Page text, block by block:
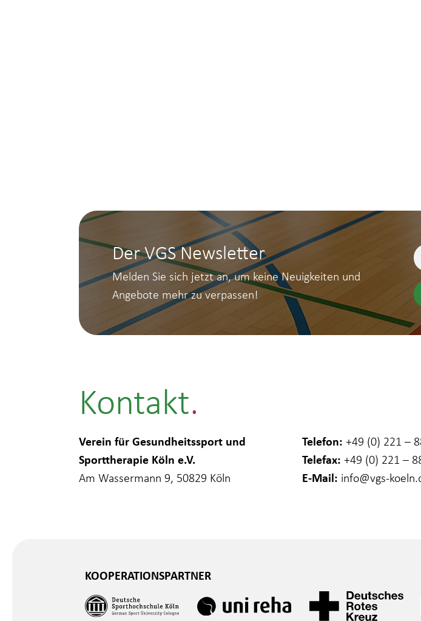
Der VGS Newsletter
Melden Sie sich jetzt an, um keine Neuigkeiten und
Angebote mehr zu verpassen!
Kontakt
Verein für Gesundheitssport und
Sporttherapie Köln e.V.
Am Wassermann 9, 50829 Köln
Telefon: +49 (0) 221 –
Telefax: +49 (0) 221 –
E-Mail: info@vgs-
KOOPERATIONSPARTNER